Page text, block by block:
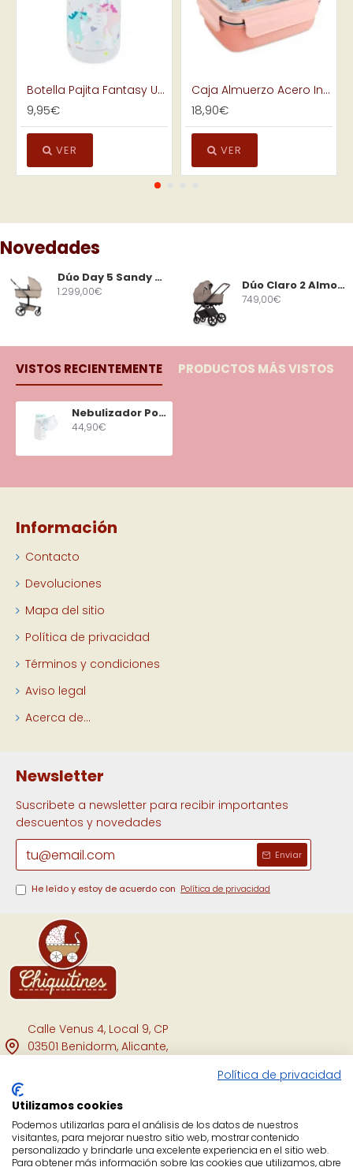
Botella Pajita Fantasy Unicornio
9,95€
VER
Caja Almuerzo Acero Inox Butterfly
18,90€
VER
Novedades
Dúo Day 5 Sandy Taupe
1.299,00€ Dúo Claro 2 Almond Venicci
749,00€
VISTOS RECIENTEMENTE PRODUCTOS MÁS VISTOS
Nebulizador Portátil NebuClean
44,90€
Información
Contacto
Devoluciones
Mapa del sitio
Política de privacidad
Términos y condiciones
Aviso legal
Acerca de...
Newsletter
Suscribete a newsletter para recibir importantes
descuentos y novedades
Enviar
He leído y estoy de acuerdo con Política de privacidad
Calle Venus 4, Local 9, CP
03501 Benidorm, Alicante,
Instagram
YouTube
Política de privacidad
Utilizamos cookies
Podemos utilizarlas para el análisis de los datos de nuestros
visitantes, para mejorar nuestro sitio web, mostrar contenido
personalizado y brindarle una excelente experiencia en el sitio web.
Para obtener más información sobre las cookies que utilizamos, abre